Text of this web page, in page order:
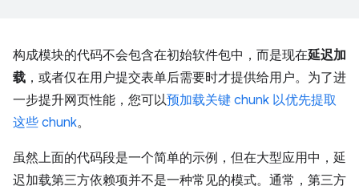
构成模块的代码不会包含在初始软件包中，而是现在延迟加
载 ，或者仅在用户提交表单后需要时才提供给用户。为了进
一步提升网页性能，您可以预加载关键 chunk 以优先提取
这些 chunk。
虽然上面的代码段是一个简单的示例，但在大型应用中，延
迟加载第三方依赖项并不是一种常见的模式。通常，第三方